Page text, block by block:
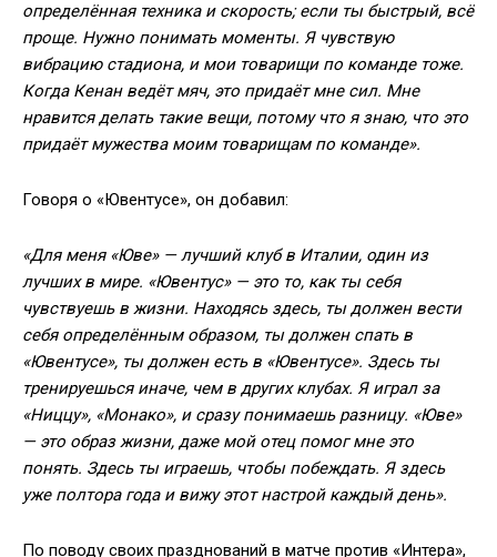
определённая техника и скорость; если ты быстрый, всё
проще. Нужно понимать моменты. Я чувствую
вибрацию стадиона, и мои товарищи по команде тоже.
Когда Кенан ведёт мяч, это придаёт мне сил. Мне
нравится делать такие вещи, потому что я знаю, что это
придаёт мужества моим товарищам по команде».
Говоря о «Ювентусе», он добавил:
«Для меня «Юве» — лучший клуб в Италии, один из
лучших в мире. «Ювентус» — это то, как ты себя
чувствуешь в жизни. Находясь здесь, ты должен вести
себя определённым образом, ты должен спать в
«Ювентусе», ты должен есть в «Ювентусе». Здесь ты
тренируешься иначе, чем в других клубах. Я играл за
«Ниццу», «Монако», и сразу понимаешь разницу. «Юве»
— это образ жизни, даже мой отец помог мне это
понять. Здесь ты играешь, чтобы побеждать. Я здесь
уже полтора года и вижу этот настрой каждый день».
По поводу своих празднований в матче против «Интера»,